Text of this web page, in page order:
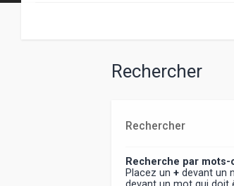
Rechercher
Rechercher
Recherche par mots-
Placez un+ devant un
devant un mot qui doit